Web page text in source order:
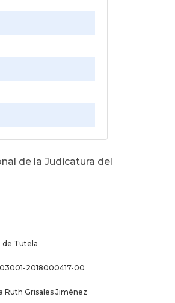
de la Judicatura del
de Tutela
2018000417-00
Ruth Grisales Jiménez